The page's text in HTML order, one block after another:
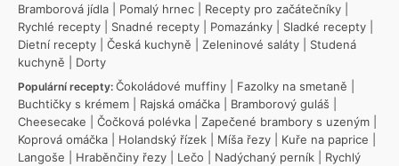
Bramborová jídla
Pomalý hrnec Recepty pro začátečníky
Rychlé recepty
Snadné recepty Pomazánky Sladké recepty
Dietní recepty
Česká kuchyně Zeleninové saláty
Studená
kuchyně
Dorty
Populární recepty: Čokoládové muffiny Fazolky na smetaně
Buchtičky s krémem
Rajská omáčka Bramborový guláš
Cheesecake
Čočková polévka Zapečené brambory s uzeným
Koprová omáčka
Holandský řízek Míša řezy Kuře na paprice
Langoše
Hraběnčiny řezy Lečo Nadýchaný perník
Rychlý